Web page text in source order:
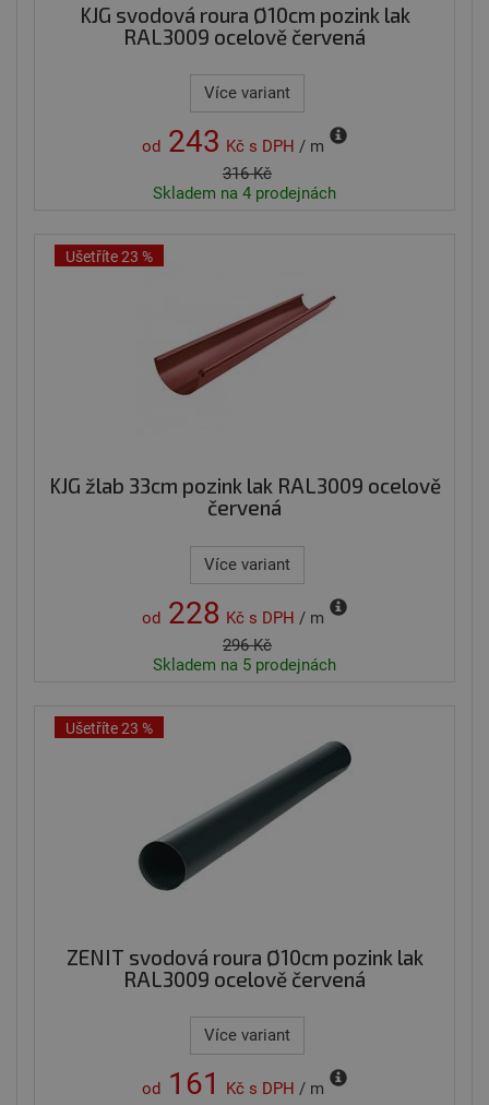
KJG svodová roura Ø10cm pozink lak
RAL3009 ocelově červená
Více variant
od 243 Kč s DPH / m
316 Kč
Skladem na 4 prodejnách
Ušetříte 23 %
KJG žlab 33cm pozink lak RAL3009 ocelově
červená
Více variant
od 228 Kč s DPH / m
296 Kč
Skladem na 5 prodejnách
Ušetříte 23 %
ZENIT svodová roura Ø10cm pozink lak
RAL3009 ocelově červená
Více variant
od 161 Kč s DPH / m